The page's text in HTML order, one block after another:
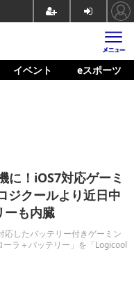
イベント eスポーツ
！iOS7対応ゲーミ
ジクールより近日中
も内臓
応したバッテリー付きゲーミン
ラ＋バッテリー」を「Logicool